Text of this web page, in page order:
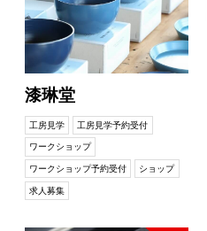
漆琳堂
工房見学 工房見学予約受付
ワークショップ
ワークショップ予約受付 ショップ
求人募集